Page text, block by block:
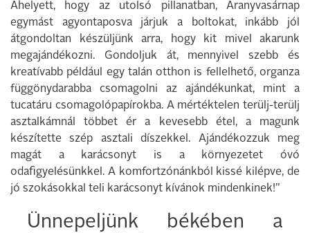
Ahelyett, hogy az utolsó pillanatban, Aranyvasárnap
egymást agyontaposva járjuk a boltokat, inkább jól
átgondoltan készüljünk arra, hogy kit mivel akarunk
megajándékozni. Gondoljuk át, mennyivel szebb és
kreatívabb például egy talán otthon is fellelhető, organza
függönydarabba csomagolni az ajándékunkat, mint a
tucatáru csomagolópapírokba. A mértéktelen terülj-terülj
asztalkámnál többet ér a kevesebb étel, a magunk
készítette szép asztali díszekkel. Ajándékozzuk meg
magát a karácsonyt is a környezetet óvó
odafigyelésünkkel. A komfortzónánkból kissé kilépve, de
jó szokásokkal teli karácsonyt kívánok mindenkinek!”
Ünnepeljünk békében a